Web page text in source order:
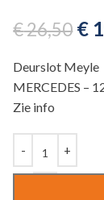
€26,50 €
Deurslot Meyle
MERCEDES –
Zie info